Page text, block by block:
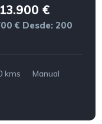
€
€ Desde: 200
kms Manual